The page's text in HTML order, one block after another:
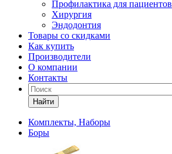
Профилактика для пациентов
Хирургия
Эндодонтия
Товары со скидками
Как купить
Производители
О компании
Контакты
Найти
Комплекты, Наборы
Боры